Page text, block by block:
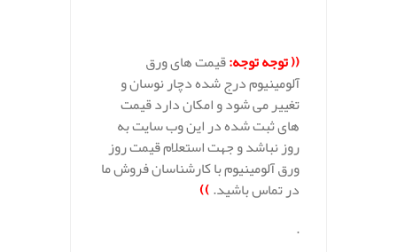
((توجه توجه:قیمت های ورق
آلومینیوم درج شده دچار نوسان و
تغییر می شود و امکان دارد قیمت
های ثبت شده در این وب سایت به
روز نباشد و جهت استعلام قیمت روز
ورق آلومینیوم با کارشناسان فروش ما
در تماس باشید.))
.